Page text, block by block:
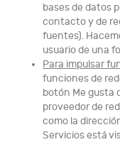
bases de datos
contacto y de
fuentes).
usuario de una
Para impulsar
funciones de
botón Me gusta
proveedor de
como la
Servicios está